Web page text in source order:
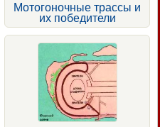
Мотогоночные трассы и
их победители